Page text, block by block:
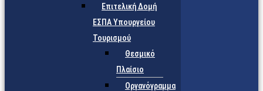
Επιτελική Δομή
ΕΣΠΑ Υπουργείου
Τουρισμού
Θεσμικό
Πλαίσιο
Οργανόγραμμα